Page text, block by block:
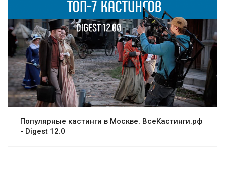
Популярные кастинги в Москве. ВсеКастинги.рф
- Digest 12.0